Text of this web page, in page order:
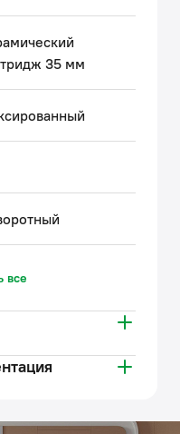
35 мм
все